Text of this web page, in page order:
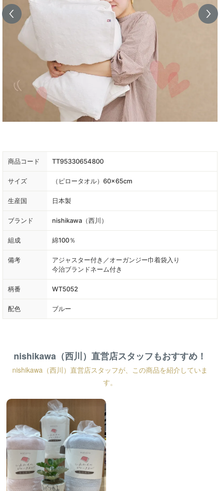
商品コード TT95330654800
サイズ （ピロータオル）60×65cm
生産国 日本製
ブランド nishikawa（西川）
組成 綿100％
備考
アジャスター付き／オーガンジー巾着袋入り
今治ブランドネーム付き
柄番 WT5052
配色 ブルー
nishikawa（西川）直営店スタッフもおすすめ！
nishikawa（西川）直営店スタッフが、この商品を紹介していま
す。